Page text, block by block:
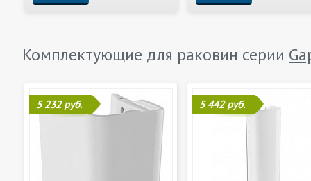
Комплектующие для раковин серии
5 232 руб. 5 442 руб.